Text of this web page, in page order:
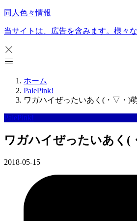
同人色々情報
当サイトは、広告を含みます。様々
ホーム
PalePink!
ワガハイぜったいあく(・▽・)
PalePink!
ワガハイぜったいあく(
2018-05-15